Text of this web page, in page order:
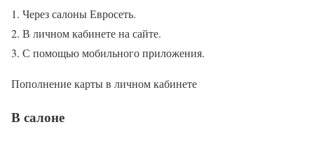
Через салоны Евросеть.
В личном кабинете на сайте.
С помощью мобильного приложения.
Пополнение карты в личном кабинете
В салоне